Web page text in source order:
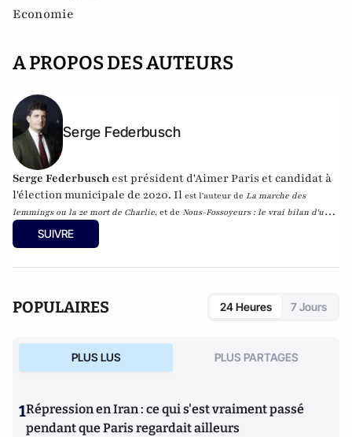
Economie
A PROPOS DES AUTEURS
Serge Federbusch
Serge Federbusch est président d'Aimer Paris et candidat à
l'élection municipale de 2020. Il est l'auteur de La marche des
lemmings ou la 2e mort de Charlie, et de Nous-Fossoyeurs : le vrai bilan d'un
fatal quinquennat
SUIVRE
POPULAIRES 24 Heures 7 Jours
PLUS LUS PLUS PARTAGES
1Répression en Iran : ce qui s'est vraiment passé
pendant que Paris regardait ailleurs